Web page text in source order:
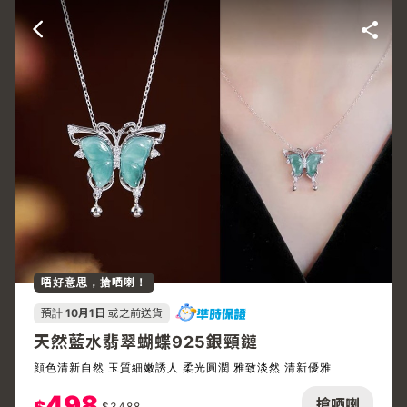
唔好意思，搶哂喇！
預計 10月1日 或之前送貨
天然藍水翡翠蝴蝶925銀頸鏈
顔色清新自然 玉質細嫩誘人 柔光圓潤 雅致淡然 清新優雅